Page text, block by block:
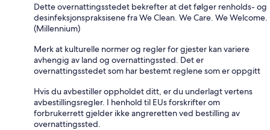
Dette overnattingsstedet bekrefter at det følger renholds- og
desinfeksjonspraksisene fra We Clean. We Care. We Welcome.
(Millennium)
Merk at kulturelle normer og regler for gjester kan variere
avhengig av land og overnattingssted. Det er
overnattingsstedet som har bestemt reglene som er oppgitt
Hvis du avbestiller oppholdet ditt, er du underlagt vertens
avbestillingsregler. I henhold til EUs forskrifter om
forbrukerrett gjelder ikke angreretten ved bestilling av
overnattingssted.